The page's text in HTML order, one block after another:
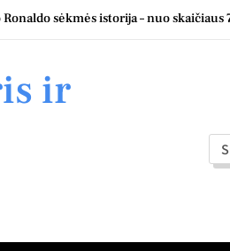
sėkmės istorija – nuo skaičiaus
mieste: naudingi pastebėjimai
tėvams apie treniruotes,
sėkmės istorija – nuo skaičiaus
roletus, žaliuzes ir markizes
mieste: naudingi pastebėjimai
ir